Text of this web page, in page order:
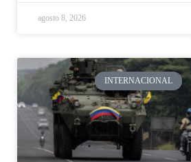
agosto 8, 2026
INTERNACIONAL